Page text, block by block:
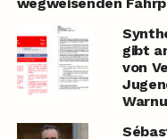
gibt
von